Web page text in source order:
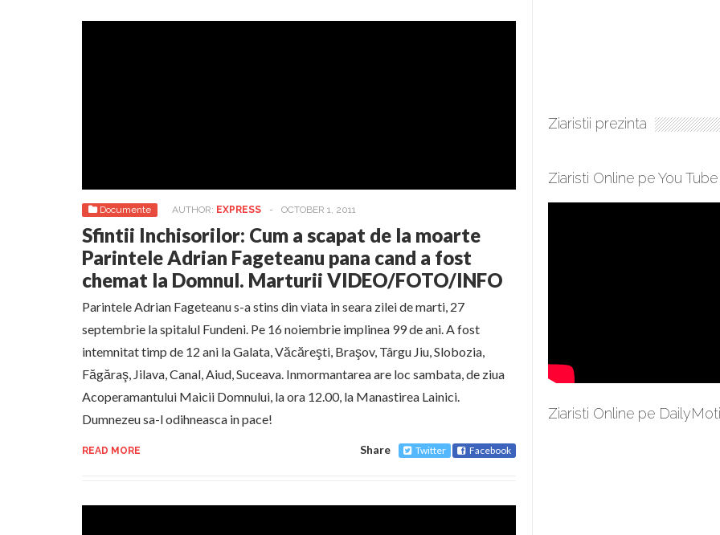
Documente AUTHOR: EXPRESS - OCTOBER 1, 2011
Sfintii Inchisorilor: Cum a scapat de la moarte
Parintele Adrian Fageteanu pana cand a fost
chemat la Domnul. Marturii VIDEO/FOTO/INFO
Parintele Adrian Fageteanu s-a stins din viata in seara zilei de marti, 27
septembrie la spitalul Fundeni. Pe 16 noiembrie implinea 99 de ani. A fost
intemnitat timp de 12 ani la Galata, Văcăreşti, Braşov, Târgu Jiu, Slobozia,
Făgăraş, Jilava, Canal, Aiud, Suceava. Inmormantarea are loc sambata, de ziua
Acoperamantului Maicii Domnului, la ora 12.00, la Manastirea Lainici.
Dumnezeu sa-l odihneasca in pace!
READ MORE Share Twitter Facebook
Ziaristii prezinta
Ziaristi Online pe You Tube
Ziaristi Online pe